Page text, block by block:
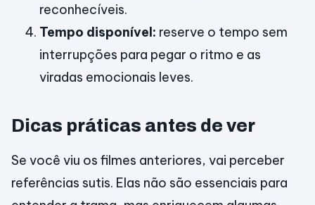
reconhecíveis.
Tempo disponível: reserve o tempo sem
interrupções para pegar o ritmo e as
viradas emocionais leves.
Dicas práticas antes de ver
Se você viu os filmes anteriores, vai perceber
referências sutis. Elas não são essenciais para